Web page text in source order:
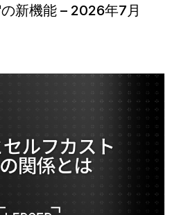
新機能 – 2026年7月